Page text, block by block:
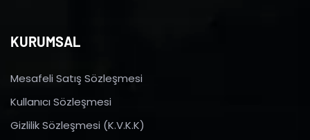
KURUMSAL
Mesafeli Satış Sözleşmesi
Kullanıcı Sözleşmesi
Gizlilik Sözleşmesi (K.V.K.K)